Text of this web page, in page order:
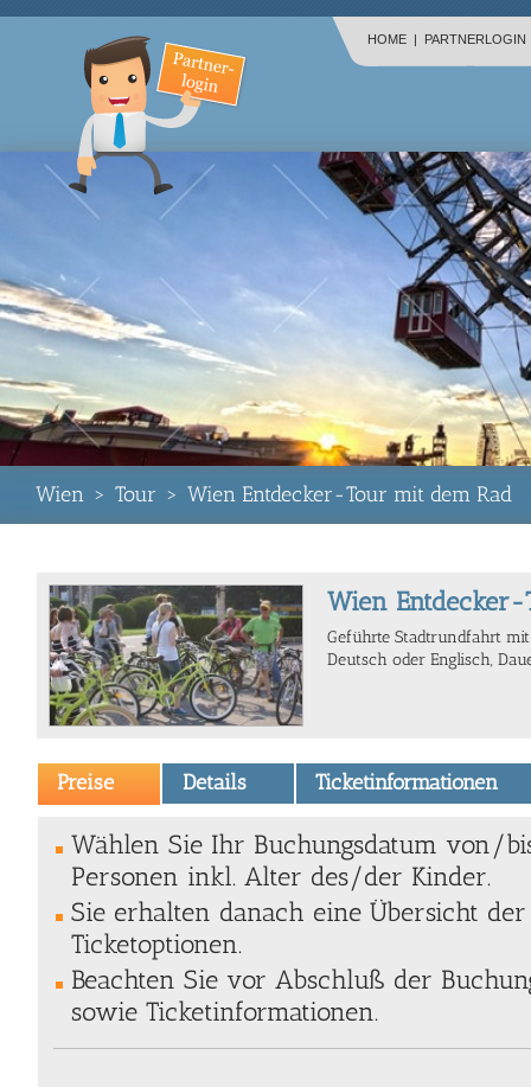
HOME | PARTNERLOGIN
Wien > Tour > Wien Entdecker-Tour mit dem Rad
Wien
Geführte Stadtrundfahrt
Deutsch oder Englisch,
Preise Details Ticketinformationen
Wählen Sie Ihr Buchungsdatum von/
Personen inkl. Alter des/der Kinder.
Sie erhalten danach eine Übersicht
Ticketoptionen.
Beachten Sie vor Abschluß der
sowie Ticketinformationen.